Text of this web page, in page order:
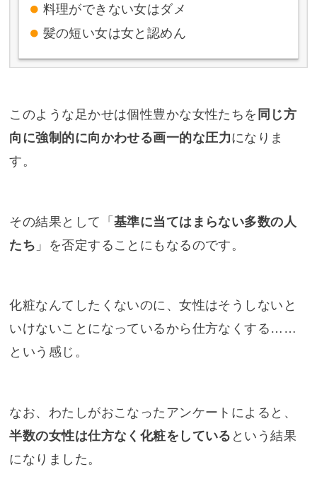
料理ができない女はダメ
髪の短い女は女と認めん
このような足かせは個性豊かな女性たちを 同じ方
向に強制的に向かわせる画一的な圧力になりま
す。
その結果として「 基準に当てはまらない多数の人
たち 」を否定することにもなるのです。
化粧なんてしたくないのに、女性はそうしないと
いけないことになっているから仕方なくする……
という感じ。
なお、わたしがおこなったアンケートによると、
半数の女性は仕方なく化粧をしている という結果
になりました。